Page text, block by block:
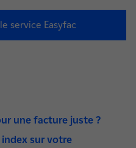
service Easyfac
une facture juste ?
sur votre